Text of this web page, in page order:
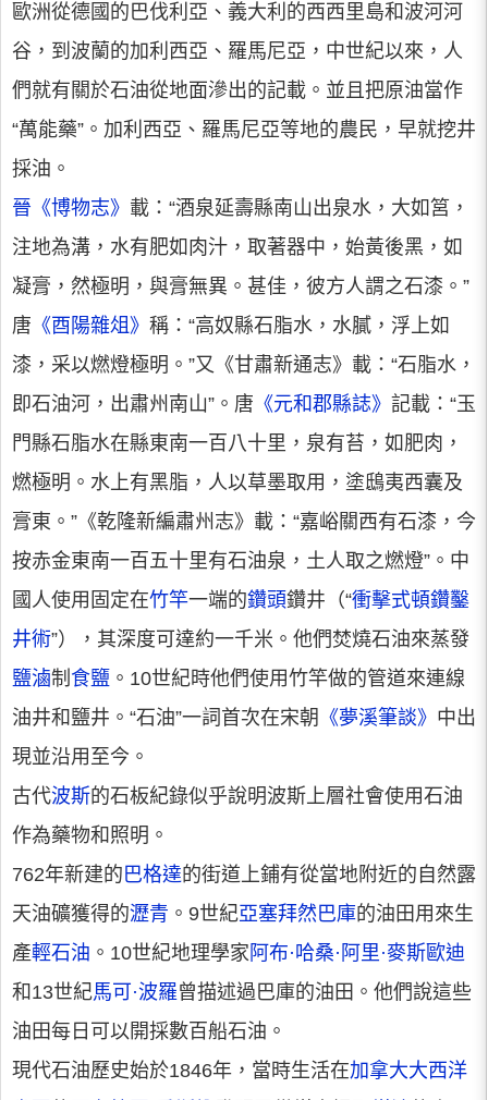
歐洲從德國的巴伐利亞、義大利的西西里島和波河河
谷，到波蘭的加利西亞、羅馬尼亞，中世紀以來，人
們就有關於石油從地面滲出的記載。並且把原油當作
“萬能藥”。加利西亞、羅馬尼亞等地的農民，早就挖井
採油。
晉 《博物志》 載：“酒泉延壽縣南山出泉水，大如筥，
注地為溝，水有肥如肉汁，取著器中，始黃後黑，如
凝膏，然極明，與膏無異。甚佳，彼方人謂之石漆。”
唐 《酉陽雜俎》 稱：“高奴縣石脂水，水膩，浮上如
漆，采以燃燈極明。”又《甘肅新通志》載：“石脂水，
即石油河，出肅州南山”。唐 《元和郡縣誌》 記載：“玉
門縣石脂水在縣東南一百八十里，泉有苔，如肥肉，
燃極明。水上有黑脂，人以草墨取用，塗鴟夷西囊及
膏東。”《乾隆新編肅州志》載：“嘉峪關西有石漆，今
按赤金東南一百五十里有石油泉，土人取之燃燈”。中
國人使用固定在竹竿一端的鑽頭鑽井（“衝擊式頓鑽鑿
井術”），其深度可達約一千米。他們焚燒石油來蒸發
鹽滷制 食鹽 。10世紀時他們使用竹竿做的管道來連線
油井和鹽井。“石油”一詞首次在宋朝 《夢溪筆談》 中出
現並沿用至今。
古代波斯的石板紀錄似乎說明波斯上層社會使用石油
作為藥物和照明。
762年新建的巴格達的街道上鋪有從當地附近的自然露
天油礦獲得的瀝青 。9世紀亞塞拜然巴庫的油田用來生
產輕石油 。10世紀地理學家 阿布·哈桑·阿里·麥斯歐迪
和13世紀馬可·波羅曾描述過巴庫的油田。他們說這些
油田每日可以開採數百船石油。
現代石油歷史始於1846年，當時生活在加拿大大西洋